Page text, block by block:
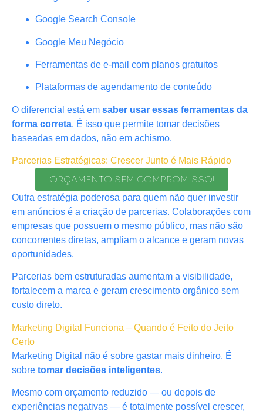
Google Search Console
Google Meu Negócio
Ferramentas de e-mail com planos gratuitos
Plataformas de agendamento de conteúdo
O diferencial está em saber usar essas ferramentas da
forma correta. É isso que permite tomar decisões
baseadas em dados, não em achismo.
Parcerias Estratégicas: Crescer Junto é Mais Rápido
ORÇAMENTO SEM COMPROMISSO!
Outra estratégia poderosa para quem não quer investir
em anúncios é a criação de parcerias. Colaborações com
empresas que possuem o mesmo público, mas não são
concorrentes diretas, ampliam o alcance e geram novas
oportunidades.
Parcerias bem estruturadas aumentam a visibilidade,
fortalecem a marca e geram crescimento orgânico sem
custo direto.
Marketing Digital Funciona – Quando é Feito do Jeito
Certo
Marketing Digital não é sobre gastar mais dinheiro. É
sobre tomar decisões inteligentes.
Mesmo com orçamento reduzido — ou depois de
experiências negativas — é totalmente possível crescer,